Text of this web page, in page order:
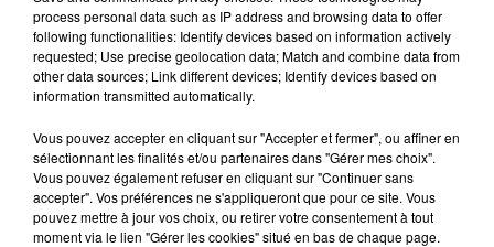
process personal data such as IP address and browsing data to offer
following functionalities: Identify devices based on information actively
requested; Use precise geolocation data; Match and combine data from
other data sources; Link different devices; Identify devices based on
information transmitted automatically.
Vous pouvez accepter en cliquant sur "Accepter et fermer", ou affiner en
sélectionnant les finalités et/ou partenaires dans "Gérer mes choix".
Vous pouvez également refuser en cliquant sur "Continuer sans
accepter". Vos préférences ne s'appliqueront que pour ce site. Vous
pouvez mettre à jour vos choix, ou retirer votre consentement à tout
moment via le lien "Gérer les cookies" situé en bas de chaque page.